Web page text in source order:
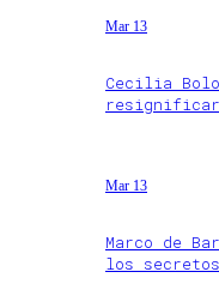
Mar 13
Cecilia
resignificar
Mar 13
Marco de
los